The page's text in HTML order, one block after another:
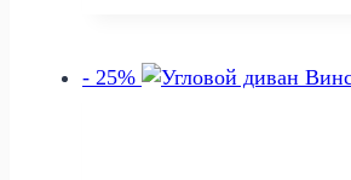
- 25%